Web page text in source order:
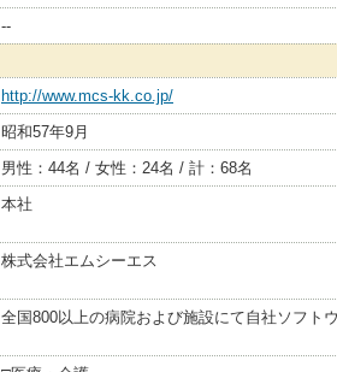
--
http://www.mcs-kk.co.jp/
昭和57年9月
男性：44名 / 女性：24名 / 計：68名
本社
株式会社エムシーエス
全国800以上の病院および施設にて自社ソフト